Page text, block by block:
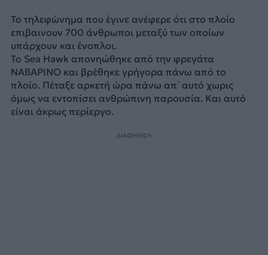
Το τηλεφώνημα που έγινε ανέφερε ότι στο πλοίο
επιβαινουν 700 άνθρωποι μεταξύ των οποίων
υπάρχουν και ένοπλοι.
Το Sea Hawk απονηώθηκε από την φρεγάτα
ΝΑΒΑΡΙΝΟ και βρέθηκε γρήγορα πάνω από το
πλοίο. Πέταξε αρκετή ώρα πάνω απ΄ αυτό χωρις
όμως να εντοπίσει ανθρώπινη παρουσία. Και αυτό
είναι άκρως περίεργο.
ΔΙΑΦΗΜΙΣΗ